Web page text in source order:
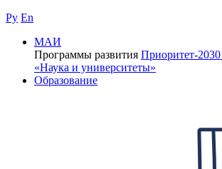
Ру En
МАИ
Программы развития Приоритет-2030
«Наука и университеты»
Образование